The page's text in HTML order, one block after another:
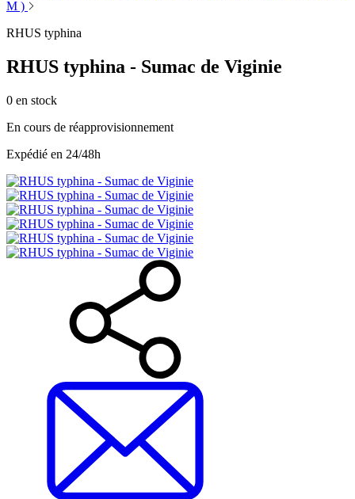
M )
RHUS typhina
RHUS typhina - Sumac de Viginie
0 en stock
En cours de réapprovisionnement
Expédié en 24/48h